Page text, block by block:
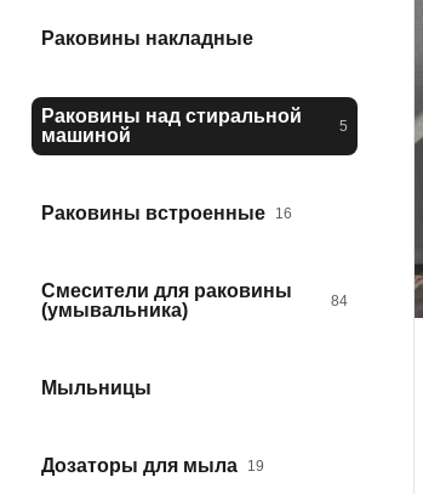
Раковины накладные
Раковины над стиральной
машиной
5
Раковины встроенные 16
Смесители для раковины
(умывальника)
84
Мыльницы
Дозаторы для мыла 19